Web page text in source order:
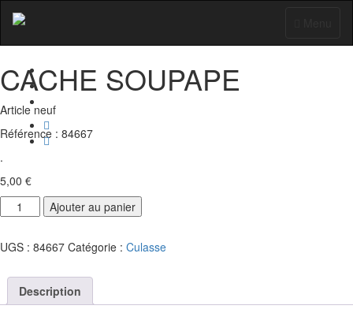
CACHE SOUPAPE
Article neuf
Référence : 84667
.
5,00 €
Quantité Ajouter au panier
UGS : 84667 Catégorie : Culasse
Description